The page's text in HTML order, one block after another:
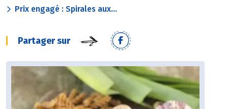
Prix engagé : Spirales aux...
Partager sur